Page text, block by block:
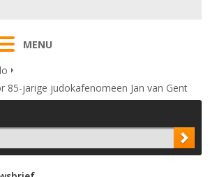
MENU
85-jarige judokafenomeen Jan van Gent